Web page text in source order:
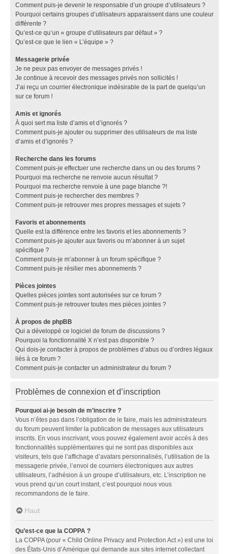
Comment puis-je devenir le responsable d’un groupe d’utilisateurs ?
Pourquoi certains groupes d’utilisateurs apparaissent dans une couleur
différente ?
Qu’est-ce qu’un « groupe d’utilisateurs par défaut » ?
Qu’est-ce que le lien « L’équipe » ?
Messagerie privée
Je ne peux pas envoyer de messages privés !
Je continue à recevoir des messages privés non sollicités !
J’ai reçu un courrier électronique indésirable de la part de quelqu’un
sur ce forum !
Amis et ignorés
À quoi sert ma liste d’amis et d’ignorés ?
Comment puis-je ajouter ou supprimer des utilisateurs de ma liste
d’amis et d’ignorés ?
Recherche dans les forums
Comment puis-je effectuer une recherche dans un ou des forums ?
Pourquoi ma recherche ne renvoie aucun résultat ?
Pourquoi ma recherche renvoie à une page blanche ?!
Comment puis-je rechercher des membres ?
Comment puis-je retrouver mes propres messages et sujets ?
Favoris et abonnements
Quelle est la différence entre les favoris et les abonnements ?
Comment puis-je ajouter aux favoris ou m’abonner à un sujet
spécifique ?
Comment puis-je m’abonner à un forum spécifique ?
Comment puis-je résilier mes abonnements ?
Pièces jointes
Quelles pièces jointes sont autorisées sur ce forum ?
Comment puis-je retrouver toutes mes pièces jointes ?
À propos de phpBB
Qui a développé ce logiciel de forum de discussions ?
Pourquoi la fonctionnalité X n’est pas disponible ?
Qui dois-je contacter à propos de problèmes d’abus ou d’ordres légaux
liés à ce forum ?
Comment puis-je contacter un administrateur du forum ?
Problèmes de connexion et d’inscription
Pourquoi ai-je besoin de m’inscrire ?
Vous n’êtes pas dans l’obligation de le faire, mais les administrateurs
du forum peuvent limiter la publication de messages aux utilisateurs
inscrits. En vous inscrivant, vous pouvez également avoir accès à des
fonctionnalités supplémentaires qui ne sont pas disponibles aux
visiteurs, tels que l’affichage d’avatars personnalisés, l’utilisation de la
messagerie privée, l’envoi de courriers électroniques aux autres
utilisateurs, l’adhésion à un groupe d’utilisateurs, etc. L’inscription ne
vous prend qu’un court instant, c’est pourquoi nous vous
recommandons de le faire.
Haut
Qu’est-ce que la COPPA ?
La COPPA (pour « Child Online Privacy and Protection Act ») est une loi
des États-Unis d’Amérique qui demande aux sites internet collectant